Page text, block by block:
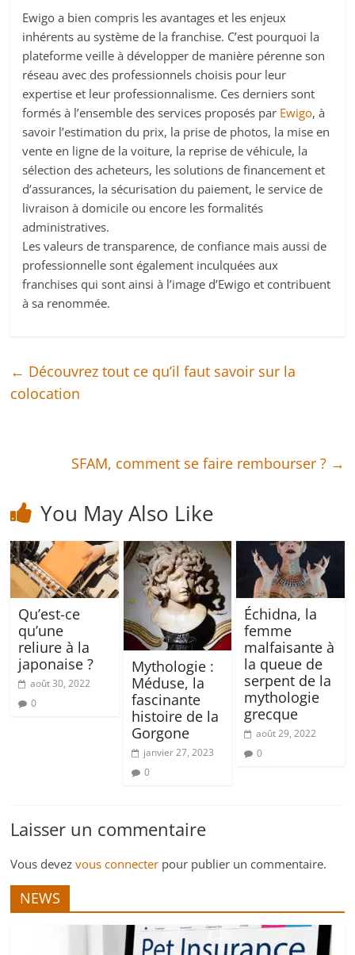
Ewigo a bien compris les avantages et les enjeux
inhérents au système de la franchise. C’est pourquoi la
plateforme veille à développer de manière pérenne son
réseau avec des professionnels choisis pour leur
expertise et leur professionnalisme. Ces derniers sont
formés à l’ensemble des services proposés par Ewigo, à
savoir l’estimation du prix, la prise de photos, la mise en
vente en ligne de la voiture, la reprise de véhicule, la
sélection des acheteurs, les solutions de financement et
d’assurances, la sécurisation du paiement, le service de
livraison à domicile ou encore les formalités
administratives.
Les valeurs de transparence, de confiance mais aussi de
professionnelle sont également inculquées aux
franchises qui sont ainsi à l’image d’Ewigo et contribuent
à sa renommée.
← Découvrez tout ce qu’il faut savoir sur la
colocation
SFAM, comment se faire rembourser ? →
You May Also Like
Qu’est-ce
qu’une
reliure à la
japonaise ?
août 30, 2022
0
Mythologie :
Méduse, la
fascinante
histoire de la
Gorgone
janvier 27, 2023
0
Échidna, la
femme
malfaisante à
la queue de
serpent de la
mythologie
grecque
août 29, 2022
0
Laisser un commentaire
Vous devezvous connecter pour publier un commentaire.
NEWS